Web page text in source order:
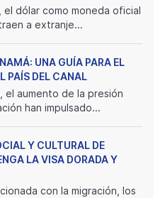
dólar como moneda oficial
a extranje...
UNA GUÍA PARA EL
PAÍS DEL CANAL
aumento de la presión
han impulsado...
Y CULTURAL DE
LA VISA DORADA Y
con la migración, los